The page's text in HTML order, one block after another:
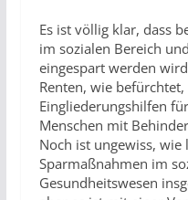
Es ist völlig klar, dass
im sozialen Bereich
eingespart werden
Renten, wie
Eingliederungshilfen
Menschen mit
Noch ist ungewiss, wie
Sparmaßnahmen im
Gesundheitswesen